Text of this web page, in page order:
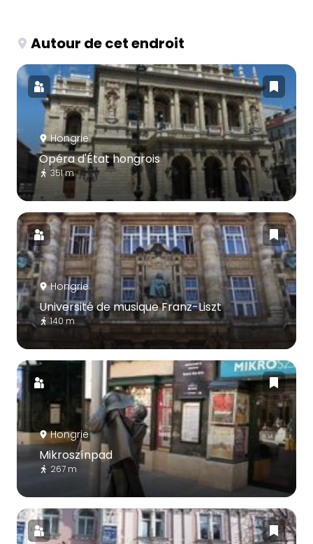
Autour de cet endroit
Hongrie
Opéra d'État hongrois
351 m
Hongrie
Université de musique Franz-Liszt
140 m
Hongrie
Mikroszínpad
267 m